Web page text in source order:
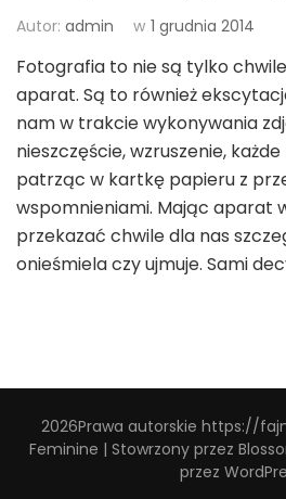
Autor: admin w 1 grudnia 2014
Fotografia to nie są tylko
aparat. Są to również
nam w trakcie wykonywania
nieszczęście, wzruszenie,
patrząc w kartkę papieru z
wspomnieniami. Mając aparat
przekazać chwile dla nas
onieśmiela czy ujmuje. Sami
2026Prawa autorskie https://
Feminine | Stowrzony przez
przez